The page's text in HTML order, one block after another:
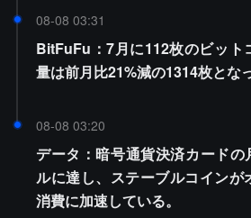
08-08 03:31
BitFuFu：7月に112枚のビット
量は前月比21%減の1314枚とな
08-08 03:20
データ：暗号通貨決済カード
ルに達し、ステーブルコインが
消費に加速している。